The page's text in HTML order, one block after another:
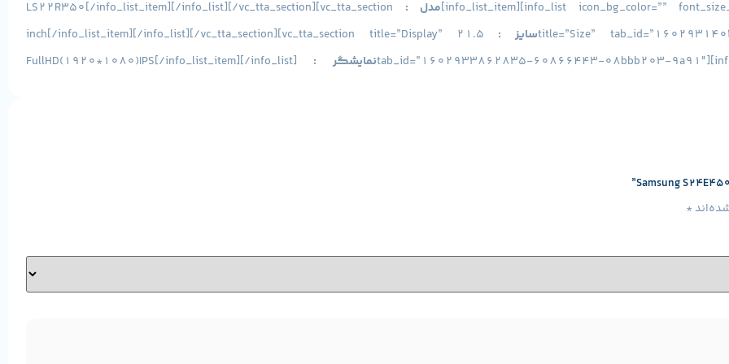
مدل : LS22R350[/info_list_item][/info_list][/vc_tta_section][vc_tta_section
title=”Size”سایز : 21.5 inch
[/info_list_item][/info_list][/vc_tta_section][vc_tta_section title=”Display”
tab_id=”1602933862835-60866443-08bbb203-نمایشگر :
FullHD(1920*1080)IPS[/info_list_item][/info_list]
*